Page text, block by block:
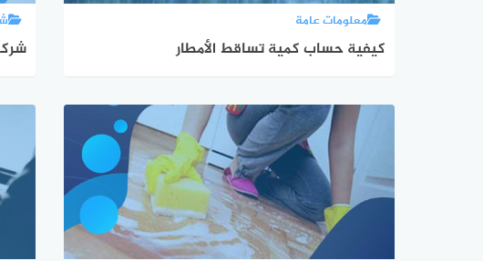
معلومات عامة
كيفية حساب كمية تساقط الأمطار